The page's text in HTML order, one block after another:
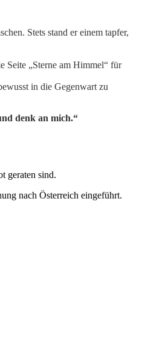
Stets stand er einem tapfer,
Seite „Sterne am Himmel“ für
in die Gegenwart zu
denk an mich.“
geraten sind.
nach Österreich eingeführt.